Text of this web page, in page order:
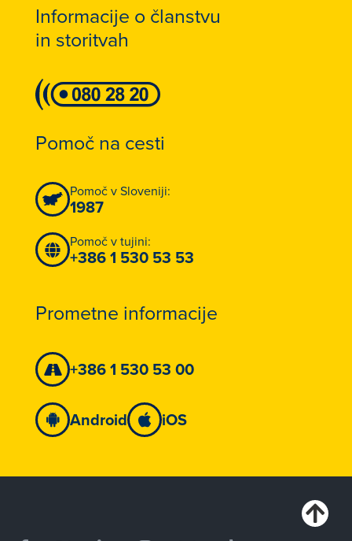
Informacije o članstvu
in storitvah
Pomoč na cesti
Pomoč v Sloveniji:
1987
Pomoč v tujini:
+386 1 530 53 53
Prometne informacije
+386 1 530 53 00
Android iOS